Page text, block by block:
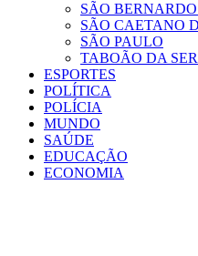
SÃO
SÃO CAETANO
SÃO PAULO
TABOÃO DA
ESPORTES
POLÍTICA
POLÍCIA
MUNDO
SAÚDE
EDUCAÇÃO
ECONOMIA